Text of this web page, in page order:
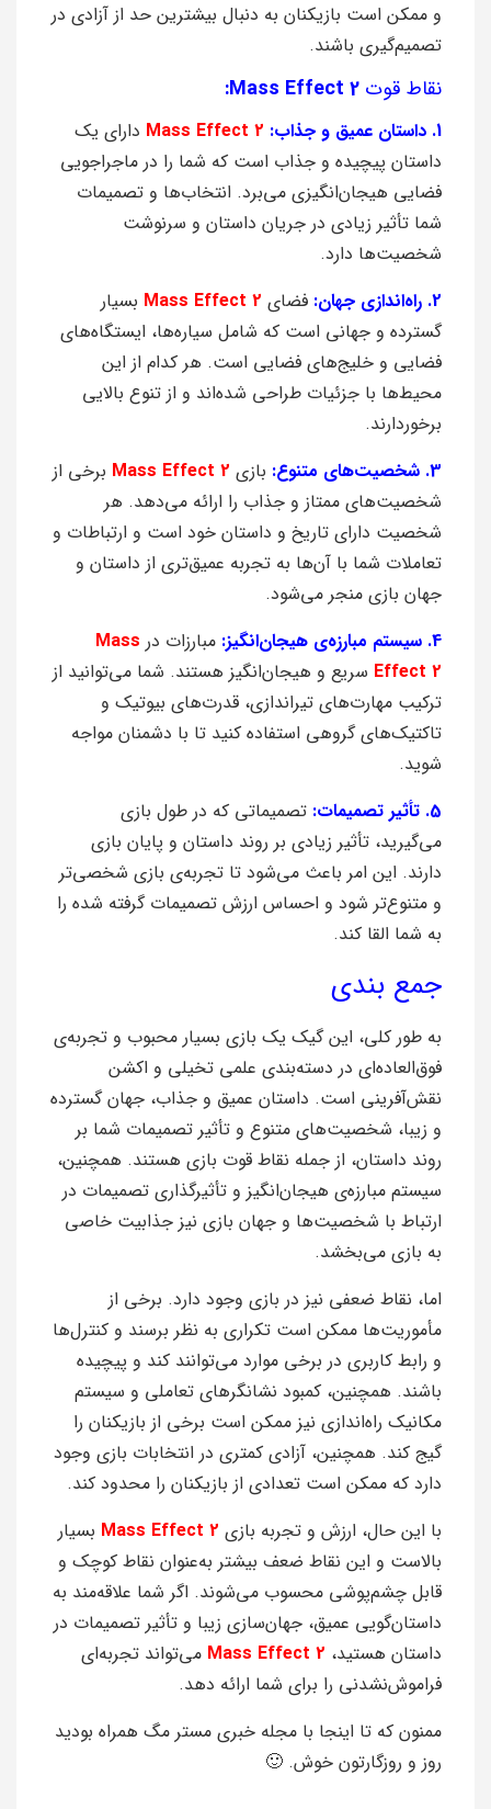
و ممکن است بازیکنان به دنبال بیشترین حد از آزادی در
تصمیم‌گیری باشند.
نقاط قوت Mass Effect 2:
1. داستان عمیق و جذاب: Mass Effect 2 دارای یک
داستان پیچیده و جذاب است که شما را در ماجراجویی
فضایی هیجان‌انگیزی می‌برد. انتخاب‌ها و تصمیمات
شما تأثیر زیادی در جریان داستان و سرنوشت
شخصیت‌ها دارد.
2. راه‌اندازی جهان:
فضای Mass Effect 2 بسیار
گسترده و جهانی است که شامل سیاره‌ها، ایستگاه‌های
فضایی و خلیج‌های فضایی است. هر کدام از این
محیط‌ها با جزئیات طراحی شده‌اند و از تنوع بالایی
برخوردارند.
3. شخصیت‌های متنوع:
بازی Mass Effect 2 برخی از
شخصیت‌های ممتاز و جذاب را ارائه می‌دهد. هر
شخصیت دارای تاریخ و داستان خود است و ارتباطات و
تعاملات شما با آن‌ها به تجربه عمیق‌تری از داستان و
جهان بازی منجر می‌شود.
4. سیستم مبارزه‌ی هیجان‌انگیز:
مبارزات در Mass
Effect 2 سریع و هیجان‌انگیز هستند. شما می‌توانید از
ترکیب مهارت‌های تیراندازی، قدرت‌های بیوتیک و
تاکتیک‌های گروهی استفاده کنید تا با دشمنان مواجه
شوید.
5. تأثیر تصمیمات:
تصمیماتی که در طول بازی
می‌گیرید، تأثیر زیادی بر روند داستان و پایان بازی
دارند. این امر باعث می‌شود تا تجربه‌ی بازی شخصی‌تر
و متنوع‌تر شود و احساس ارزش تصمیمات گرفته شده را
به شما القا کند.
جمع بندی
به طور کلی، این گیک یک بازی بسیار محبوب و تجربه‌ی
فوق‌العاده‌ای در دسته‌بندی علمی تخیلی و اکشن
نقش‌آفرینی است. داستان عمیق و جذاب، جهان گسترده
و زیبا، شخصیت‌های متنوع و تأثیر تصمیمات شما بر
روند داستان، از جمله نقاط قوت بازی هستند. همچنین،
سیستم مبارزه‌ی هیجان‌انگیز و تأثیرگذاری تصمیمات در
ارتباط با شخصیت‌ها و جهان بازی نیز جذابیت خاصی
به بازی می‌بخشد.
اما، نقاط ضعفی نیز در بازی وجود دارد. برخی از
مأموریت‌ها ممکن است تکراری به نظر برسند و کنترل‌ها
و رابط کاربری در برخی موارد می‌توانند کند و پیچیده
باشند. همچنین، کمبود نشانگرهای تعاملی و سیستم
مکانیک راه‌اندازی نیز ممکن است برخی از بازیکنان را
گیج کند. همچنین، آزادی کمتری در انتخابات بازی وجود
دارد که ممکن است تعدادی از بازیکنان را محدود کند.
با این حال، ارزش و تجربه بازی Mass Effect 2 بسیار
بالاست و این نقاط ضعف بیشتر به‌عنوان نقاط کوچک و
قابل چشم‌پوشی محسوب می‌شوند. اگر شما علاقه‌مند به
داستان‌گویی عمیق، جهان‌سازی زیبا و تأثیر تصمیمات در
داستان هستید، Mass Effect 2 می‌تواند تجربه‌ای
فراموش‌نشدنی را برای شما ارائه دهد.
ممنون که تا اینجا با مجله خبری مستر مگ همراه بودید
روز و روزگارتون خوش. 🙂